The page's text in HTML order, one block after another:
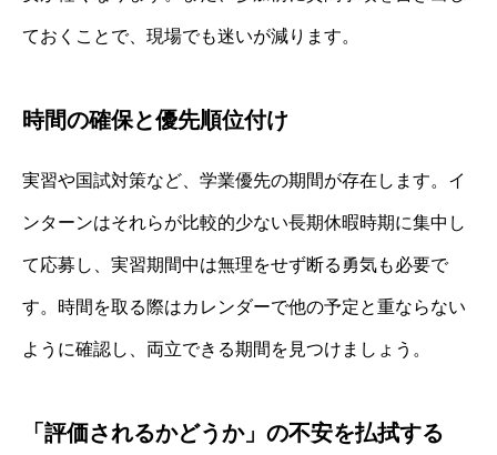
ておくことで、現場でも迷いが減ります。
時間の確保と優先順位付け
実習や国試対策など、学業優先の期間が存在します。イ
ンターンはそれらが比較的少ない長期休暇時期に集中し
て応募し、実習期間中は無理をせず断る勇気も必要で
す。時間を取る際はカレンダーで他の予定と重ならない
ように確認し、両立できる期間を見つけましょう。
「評価されるかどうか」の不安を払拭する